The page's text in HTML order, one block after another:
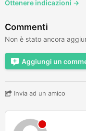
Ottenere indicazioni →
Commenti
Non è stato ancora
Aggiungi un
Invia ad un amico